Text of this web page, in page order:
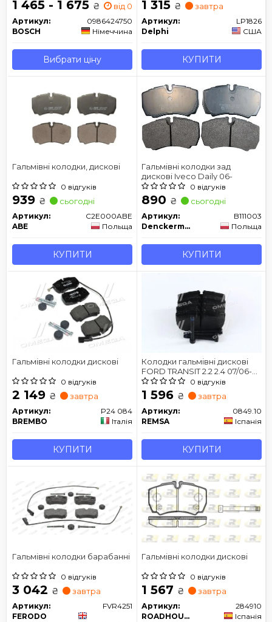
1 465 - 1 675 ₴ від 0 дн.
Артикул:
0986424750
BOSCH
Німеччина
Вибрати ціну
1 315 ₴ завтра
Артикул:
LP1826
Delphi
США
КУПИТИ
Гальмівні колодки, дискові
0 відгуків
939 ₴ сьогодні
Артикул:
C2E000ABE
ABE
Польща
КУПИТИ
Гальмівні колодки зад
дискові Iveco Daily 06-
0 відгуків
890 ₴ сьогодні
Артикул:
B111003
Denckermann
Польща
КУПИТИ
Гальмівні колодки дискові
0 відгуків
2 149 ₴ завтра
Артикул:
P24 084
BREMBO
Італія
КУПИТИ
Колодки гальмівні дискові
FORD TRANSIT 2.2 2.4 07/06-
задн.
0 відгуків
1 596 ₴ завтра
Артикул:
0849.10
REMSA
Іспанія
КУПИТИ
Гальмівні колодки барабанні
0 відгуків
3 042 ₴ завтра
Артикул:
FVR4251
FERODO
Гальмівні колодки дискові
0 відгуків
1 567 ₴ завтра
Артикул:
284910
ROADHOUSE
Іспанія